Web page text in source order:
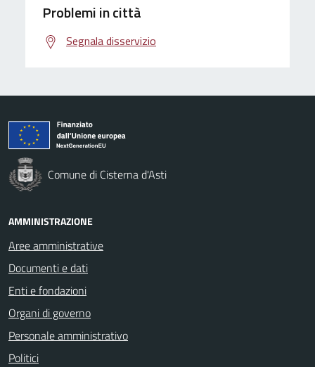
Problemi in città
Segnala disservizio
Comune di Cisterna d'Asti
AMMINISTRAZIONE
Aree amministrative
Documenti e dati
Enti e fondazioni
Organi di governo
Personale amministrativo
Politici